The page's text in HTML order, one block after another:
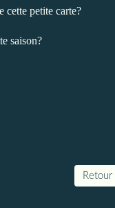
cette petite carte?
saison?
Retour